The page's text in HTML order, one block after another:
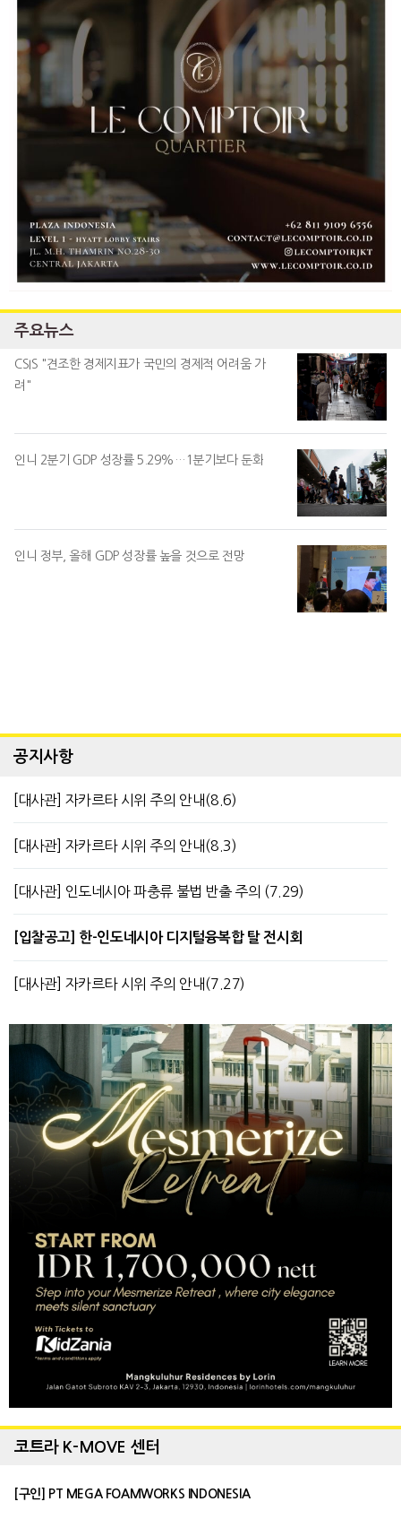
주요뉴스
CSIS "견조한 경제지표가 국민의 경제적 어려움 가
려"
인니 2분기 GDP 성장률 5.29%…1분기보다 둔화
인니 정부, 올해 GDP 성장률 높을 것으로 전망
공지사항
[대사관] 자카르타 시위 주의 안내(8.6)
[대사관] 자카르타 시위 주의 안내(8.3)
[대사관] 인도네시아 파충류 불법 반출 주의 (7.29)
[입찰공고] 한-인도네시아 디지털융복합 탈 전시회
[대사관] 자카르타 시위 주의 안내(7.27)
코트라 K-MOVE 센터
[구인] PT MEGA FOAMWORKS INDONESIA